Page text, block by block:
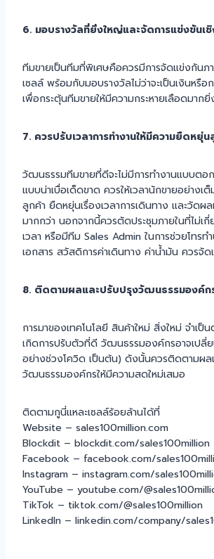
6. มอบรางวัลที่ยิ่งใหญ่และจัดการแข่งขันเ
ทีมขายเป็นทีมที่พิเศษคือควรมีการจัดแข่งกันภา
เซลล์ พร้อมกับมอบรางวัลไม่ว่าจะเป็นเงินหรือ
เพื่อกระตุ้นทีมขายให้มีความกระหายเลือดมาก
7. ควรปรับเวลาการทำงานให้มีความยืดหยุ่น
วัฒนธรรมทีมขายที่ดีจะไม่มีการทำงานแบบตอ
แบบน่าเบื่อเด็ดขาด ควรให้เวลานักขายอย่างเต็
ลูกค้า ยืดหยุ่นเรื่องเวลาการเดินทาง และวัดผ
มากกว่า นอกจากนี้ควรตัดประชุมภายในที่ไม่เ
เวลา หรือมีทีม Sales Admin ในการช่วยโทรท
เอกสาร สวัสดิการค่าเดินทาง ค่าน้ำมัน ควรจัด
8. ติดตามผลและปรับปรุงวัฒนธรรมองค์ก
การมาของเทคโนโลยี สินค้าใหม่ สิ่งใหม่ จำเป็
เกิดการปรับตัวที่ดี วัฒนธรรมองค์กรอาจเปลี่
อย่างช่วงโควิด เป็นต้น) ดังนั้นควรติดตามผล
วัฒนธรรมองค์กรให้มีความสดใหม่เสมอ
ติดตามกูนี่แหละเซลล์ร้อยล้านได้ที่
Website – sales100million.com
Blockdit – blockdit.com/sales100million
Facebook – facebook.com/
Instagram – instagram.com/
YouTube – youtube.com/
TikTok – tiktok.com/@sales100million
LinkedIn – linkedin.com/company/